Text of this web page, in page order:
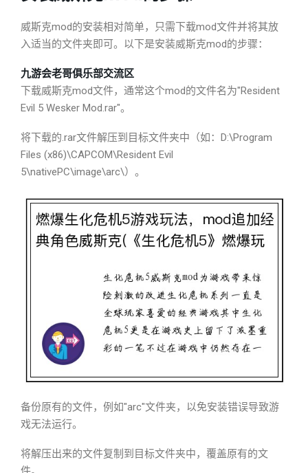
威斯克mod的安装相对简单，只需下载mod文件并将其放
入适当的文件夹即可。以下是安装威斯克mod的步骤：
九游会老哥俱乐部交流区
下载威斯克mod文件，通常这个mod的文件名为"Resident
Evil 5 Wesker Mod.rar"。
将下载的.rar文件解压到目标文件夹中（如：D:\Program
Files (x86)\CAPCOM\Resident Evil
5\nativePC\image\arc\）。
备份原有的文件，例如"arc"文件夹，以免安装错误导致游
戏无法运行。
将解压出来的文件复制到目标文件夹中，覆盖原有的文